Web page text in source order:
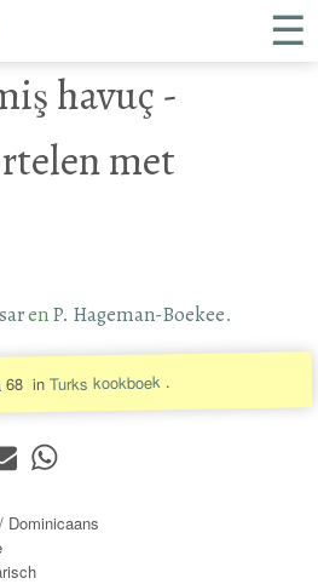
☰
havuç -
met
enP. Hageman-Boekee.
68 inTurks kookboek .
Dominicaans